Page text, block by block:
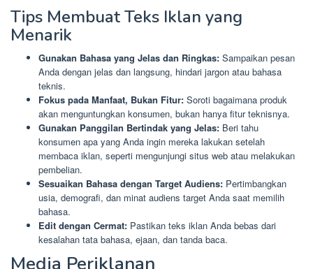
Tips Membuat Teks Iklan yang
Menarik
Gunakan Bahasa yang Jelas dan Ringkas: Sampaikan pesan
Anda dengan jelas dan langsung, hindari jargon atau bahasa
teknis.
Fokus pada Manfaat, Bukan Fitur: Soroti bagaimana produk
akan menguntungkan konsumen, bukan hanya fitur teknisnya.
Gunakan Panggilan Bertindak yang Jelas: Beri tahu
konsumen apa yang Anda ingin mereka lakukan setelah
membaca iklan, seperti mengunjungi situs web atau melakukan
pembelian.
Sesuaikan Bahasa dengan Target Audiens: Pertimbangkan
usia, demografi, dan minat audiens target Anda saat memilih
bahasa.
Edit dengan Cermat: Pastikan teks iklan Anda bebas dari
kesalahan tata bahasa, ejaan, dan tanda baca.
Media Periklanan